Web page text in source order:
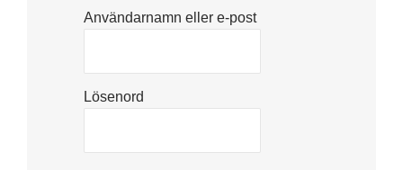
Användarnamn eller e-post
Lösenord